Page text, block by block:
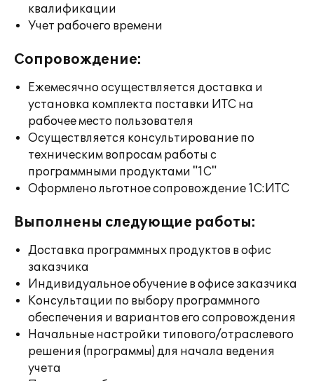
квалификации
Учет рабочего времени
Сопровождение:
Ежемесячно осуществляется доставка и
установка комплекта поставки ИТС на
рабочее место пользователя
Осуществляется консультирование по
техническим вопросам работы с
программными продуктами "1С"
Оформлено льготное сопровождение 1С:ИТС
Выполнены следующие работы:
Доставка программных продуктов в офис
заказчика
Индивидуальное обучение в офисе заказчика
Консультации по выбору программного
обеспечения и вариантов его сопровождения
Начальные настройки типового/отраслевого
решения (программы) для начала ведения
учета